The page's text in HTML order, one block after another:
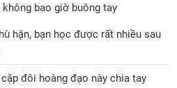
bao giờ buông tay
hận, bạn học được rất nhiều sau
đôi hoàng đạo này chia tay